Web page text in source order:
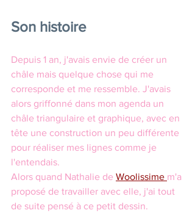
Son histoire
Depuis 1 an, j'avais envie de créer un
châle mais quelque chose qui me
corresponde et me ressemble. J'avais
alors griffonné dans mon agenda un
châle triangulaire et graphique, avec en
tête une construction un peu différente
pour réaliser mes lignes comme je
l'entendais.
Alors quand Nathalie de Woolissime m'a
proposé de travailler avec elle, j'ai tout
de suite pensé à ce petit dessin.